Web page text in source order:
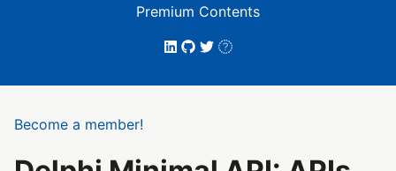
Premium Contents
Become a member!